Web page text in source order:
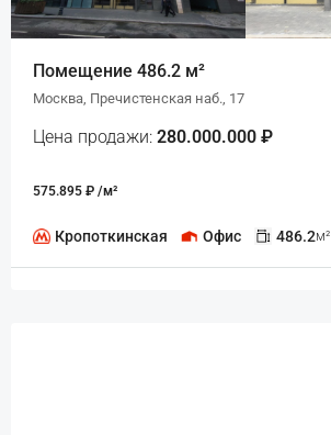
Помещение 486.2 м²
Москва, Пречистенская наб., 17
Цена продажи: 280.000.000 ₽
575.895 ₽ /м²
Кропоткинская Офис 486.2м²